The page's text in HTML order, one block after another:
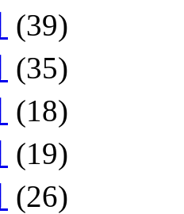
(39)
(35)
(18)
(19)
(26)